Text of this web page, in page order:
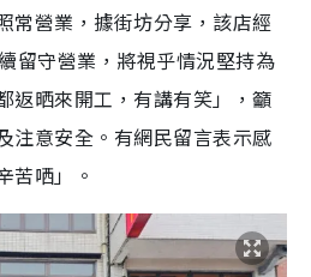
常營業，據街坊分享，該店經
留守營業，將視乎情況堅持為
返晒來開工，有講有笑」，籲
注意安全。有網民留言表示感
苦哂」。